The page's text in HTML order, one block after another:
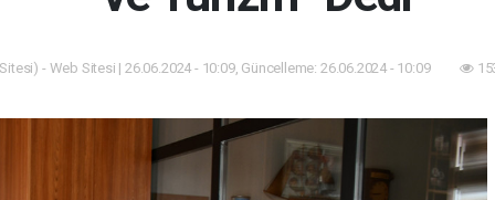
- Web Sitesi | 26.06.2024 - 10:09, Güncelleme: 26.06.2024 - 10:09